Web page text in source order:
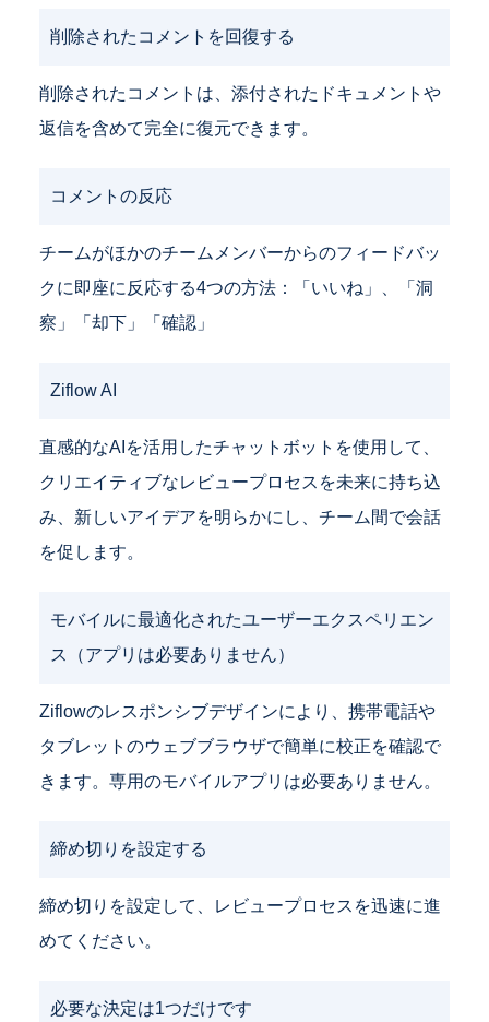
削除されたコメントを回復する
削除されたコメントは、添付されたドキュメントや
返信を含めて完全に復元できます。
コメントの反応
チームがほかのチームメンバーからのフィードバッ
クに即座に反応する4つの方法：「いいね」、「洞
察」「却下」「確認」
Ziflow AI
直感的なAIを活用したチャットボットを使用して、
クリエイティブなレビュープロセスを未来に持ち込
み、新しいアイデアを明らかにし、チーム間で会話
を促します。
モバイルに最適化されたユーザーエクスペリエン
ス（アプリは必要ありません）
Ziflowのレスポンシブデザインにより、携帯電話や
タブレットのウェブブラウザで簡単に校正を確認で
きます。専用のモバイルアプリは必要ありません。
締め切りを設定する
締め切りを設定して、レビュープロセスを迅速に進
めてください。
必要な決定は1つだけです